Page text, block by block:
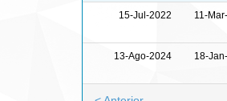
15-Jul-2022 11-
13-Ago-2024 18-